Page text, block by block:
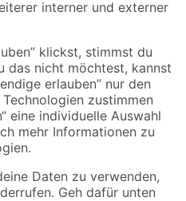
Die dargestellten Angebote sind unter